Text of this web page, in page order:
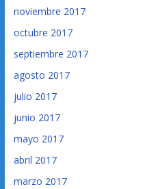
noviembre 2017
octubre 2017
septiembre 2017
agosto 2017
julio 2017
junio 2017
mayo 2017
abril 2017
marzo 2017